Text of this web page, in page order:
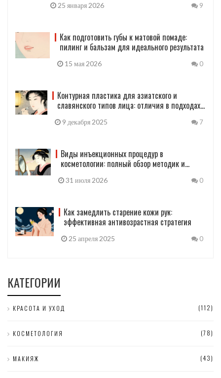
25 января 2026 9
Как подготовить губы к матовой помаде:
пилинг и бальзам для идеального результата
15 мая 2026 0
Контурная пластика для азиатского и
славянского типов лица: отличия в подходах
9 декабря 2025 7
Виды инъекционных процедур в
косметологии: полный обзор методик и
31 июля 2026 0
Как замедлить старение кожи рук:
эффективная антивозрастная стратегия
25 апреля 2025 0
КАТЕГОРИИ
КРАСОТА И УХОД (112)
КОСМЕТОЛОГИЯ (78)
МАКИЯЖ (43)